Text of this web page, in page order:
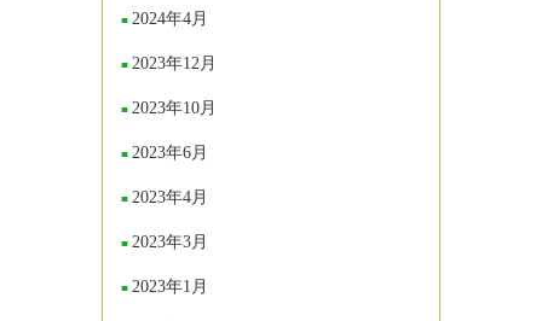
2024年4月
2023年12月
2023年10月
2023年6月
2023年4月
2023年3月
2023年1月